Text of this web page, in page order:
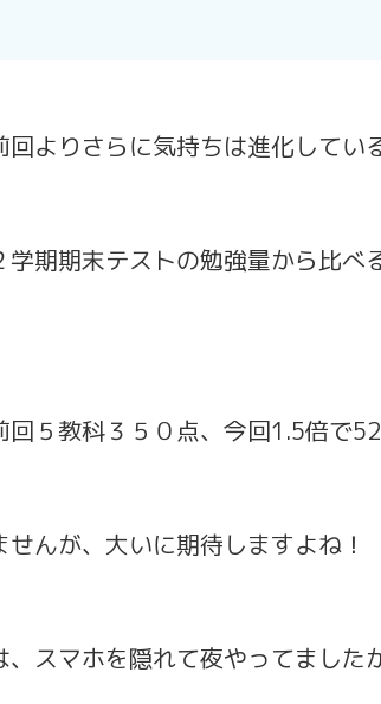
よりさらに気持ちは進化してい
学期期末テストの勉強量から比
回５教科３５０点、今回1.5倍で
んが、大いに期待しますよね！
スマホを隠れて夜やってました